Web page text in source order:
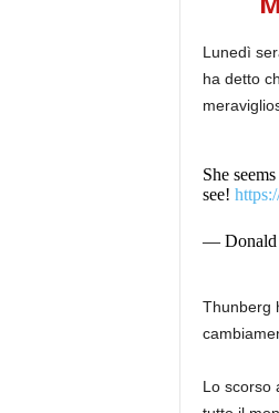
Lunedì
ha detto
She
see!
— Donald
Thunberg
Lo scorso